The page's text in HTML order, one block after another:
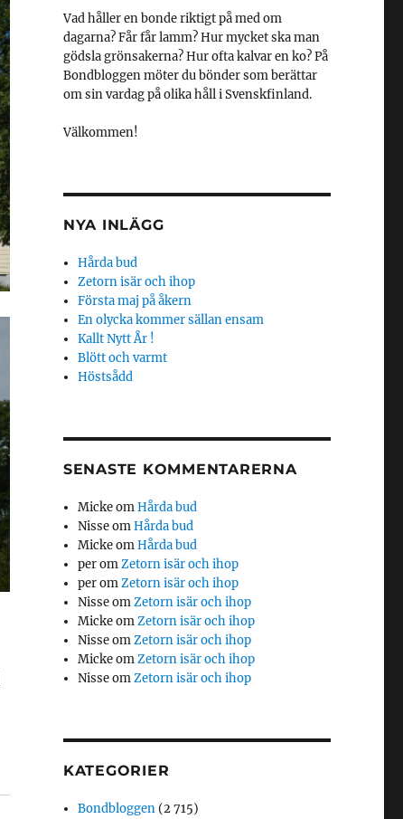
Vad håller en bonde riktigt på med om
dagarna? Får får lamm? Hur mycket ska man
gödsla grönsakerna? Hur ofta kalvar en ko? På
Bondbloggen möter du bönder som berättar
om sin vardag på olika håll i Svenskfinland.
Välkommen!
NYA INLÄGG
Hårda bud
Zetorn isär och ihop
Första maj på åkern
En olycka kommer sällan ensam
Kallt Nytt År !
Blött och varmt
Höstsådd
SENASTE KOMMENTARERNA
MickeomHårda bud
NisseomHårda bud
MickeomHårda bud
peromZetorn isär och ihop
peromZetorn isär och ihop
NisseomZetorn isär och ihop
MickeomZetorn isär och ihop
NisseomZetorn isär och ihop
MickeomZetorn isär och ihop
NisseomZetorn isär och ihop
KATEGORIER
Bondbloggen (2 715)